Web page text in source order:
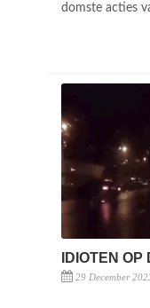
domste acties
IDIOTEN OP
29 December